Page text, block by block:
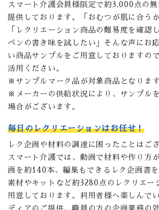
スマート介護会員様限定で約3,000点の
提供しております。「おむつが肌に合う
「レクリエーション商品の難易度を確認
ペンの書き味を試したい」そんな声にお
い商品サンプルをご用意しておりますの
活用ください。
※サンプルマーク品が対象商品となります
※メーカーの供給状況により、サンプル
場合がございます。
毎日のレクリエーションはお任せ！
レク企画や材料の調達に困ったことはご
スマート介護では、動画で材料や作り方
画を約140本、編集もできるレク企画書
素材やキットなど約3280点のレクリエー
用意しております。利用者様へ楽しんで
ディアのご提供、職員の方の企画業務の